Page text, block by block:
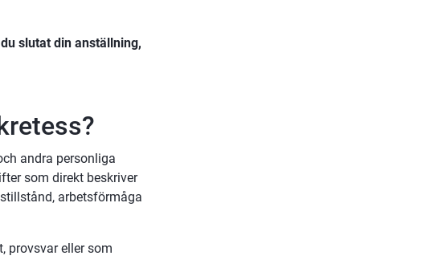
slutat din anställning,
andra personliga
som direkt beskriver
arbetsförmåga
provsvar eller som